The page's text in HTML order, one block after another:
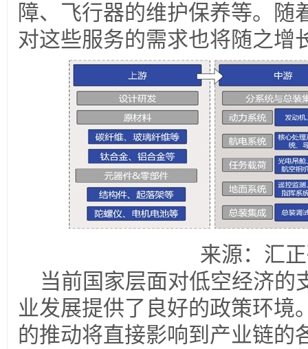
障、飞行器的维护保养等。随
对这些服务的需求也将随之增
来源：汇
当前国家层面对低空经济的
业发展提供了良好的政策环境
的推动将直接影响到产业链的